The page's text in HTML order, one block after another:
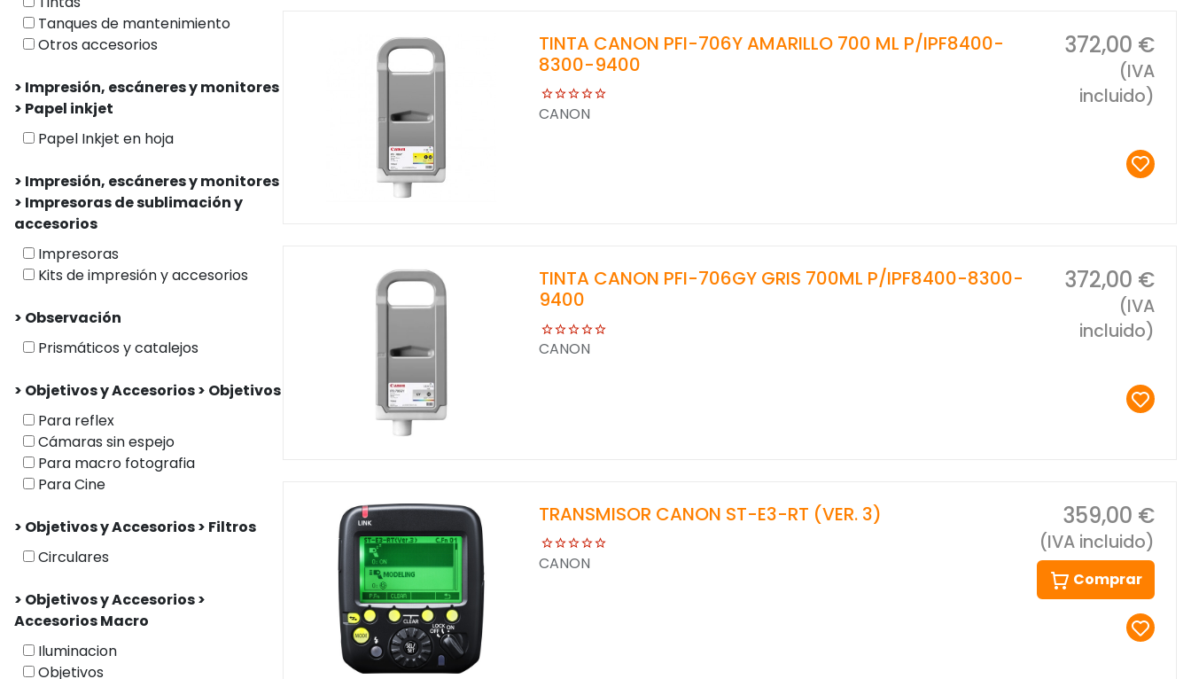
Tanques de mantenimiento
Otros accesorios
> Impresión, escáneres y monitores
> Papel inkjet
Papel Inkjet en hoja
> Impresión, escáneres y monitores
> Impresoras de sublimación y
accesorios
Impresoras
Kits de impresión y accesorios
> Observación
Prismáticos y catalejos
> Objetivos y Accesorios > Objetivos
Para reflex
Cámaras sin espejo
Para macro fotografia
Para Cine
> Objetivos y Accesorios > Filtros
Circulares
> Objetivos y Accesorios >
Accesorios Macro
Iluminacion
Objetivos
TINTA CANON PFI-706Y AMARILLO 700 ML P/IPF8400-
8300-9400
CANON
372,00 €
(IVA
incluido)
TINTA CANON PFI-706GY GRIS 700ML P/IPF8400-8300-
9400
CANON
372,00 €
(IVA
incluido)
TRANSMISOR CANON ST-E3-RT (VER. 3)
CANON
359,00 €
(IVA incluido)
Comprar